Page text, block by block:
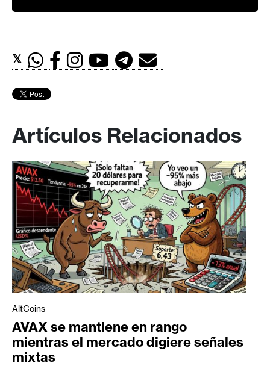
𝕏
Artículos Relacionados
AltCoins
AVAX se mantiene en rango
mientras el mercado digiere señales
mixtas